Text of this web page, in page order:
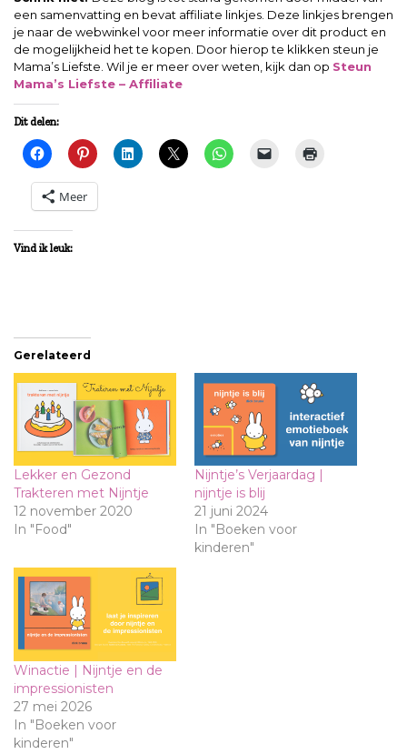
een samenvatting en bevat affiliate linkjes. Deze linkjes brengen
je naar de webwinkel voor meer informatie over dit product en
de mogelijkheid het te kopen. Door hierop te klikken steun je
Mama’s Liefste. Wil je er meer over weten, kijk dan op Steun
Mama’s Liefste – Affiliate
Dit delen:
Meer
Vind ik leuk:
Gerelateerd
Lekker en Gezond
Trakteren met Nijntje
12 november 2020
In "Food"
Nijntje’s Verjaardag |
nijntje is blij
21 juni 2024
In "Boeken voor
kinderen"
Winactie | Nijntje en de
impressionisten
27 mei 2026
In "Boeken voor
kinderen"